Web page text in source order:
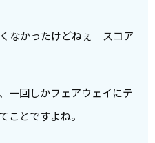
なかったけどねぇ スコア
一回しかフェアウェイにテ
ことですよね。